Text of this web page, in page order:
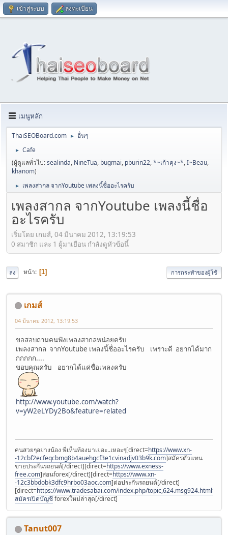
เข้าสู่ระบบ ลงทะเบียน
เมนูหลัก
ThaiSEOBoard.com ► อื่นๆ
►
Cafe
(ผู้ดูแลทั่วไป:sealinda, NineTua, bugmai, pburin22,*~เก้าคุง~*,I~Beau,
khanom)
► เพลงสากล จากYoutube เพลงนี้ชื่ออะไรครับ
เพลงสากล จากYoutube เพลงนี้ชื่อ
อะไรครับ
เริ่มโดย เกมส์, 04 มีนาคม 2012, 13:19:53
0 สมาชิก และ 1 ผู้มาเยือน กำลังดูหัวข้อนี้
ลง หน้า 1 การกระทำของผู้ใช้
เกมส์
04 มีนาคม 2012, 13:19:53
ขอสอบถามคนฟังเพลงสากลหน่อยครับ
เพลงสากล จากYoutube เพลงนี้ชื่ออะไรครับ เพราะดี อยากได้มาก
กกกกก....
ขอบคุณครับ อยากได้แค่ชื่อเพลงครับ
http://www.youtube.com/watch?
v=yW2eLYDy2Bo&feature=related
คนสวยๆอย่างน้อง พี่เห็นท้องมาเยอะ..เหอะๆ[direct=https://www.xn-
-12cbf2ecfeqcbmg8b4auehgcf3e1cvinadjv03b9k.com]สมัครตัวแทน
ขายประกันรถยนต์[/direct][direct=https://www.exness-
free.com]สอนforex[/direct][direct=https://www.xn-
-12c3bbdobk3dfc9hrbo03aoc.com]ต่อประกันรถยนต์[/direct]
[direct=https://www.tradesabai.com/index.php/
สมัครเปิดบัญชีforexใหม่ล่าสุด[/direct]
Tanut007